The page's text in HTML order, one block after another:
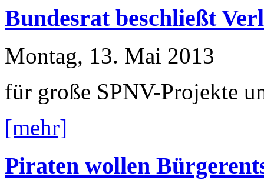
Bundesrat beschließt
Montag, 13. Mai 2013
für große SPNV-Projekte
[mehr]
Piraten wollen